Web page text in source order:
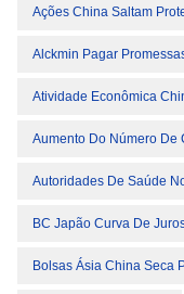
Ações China Saltam
Alckmin Pagar
Atividade Econômica
Aumento Do Número De
Autoridades De Saúde
BC Japão Curva De
Bolsas Ásia China Seca